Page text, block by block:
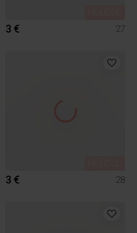
3 € 27
3 € 28